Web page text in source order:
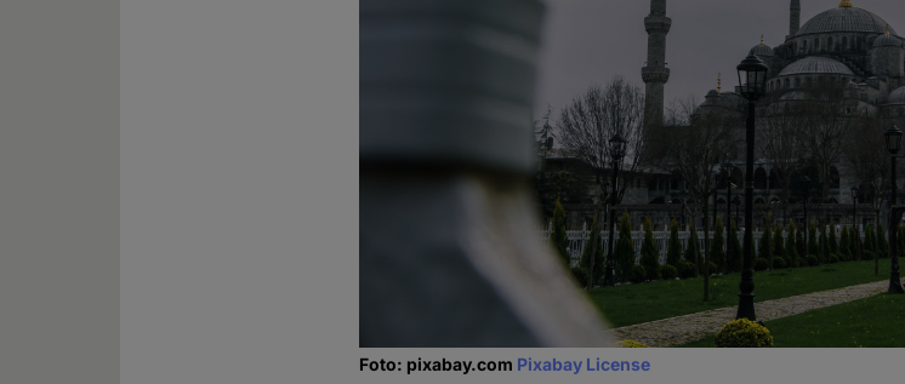
Foto: pixabay.com Pixabay License